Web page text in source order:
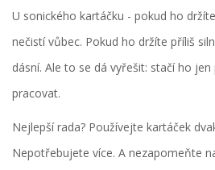
U sonického kartáčku - pokud ho
nečistí vůbec. Pokud ho držíte příliš
dásní. Ale to se dá vyřešit: stačí ho
pracovat.
Nejlepší rada? Používejte kartáček
Nepotřebujete více. A nezapomeňte